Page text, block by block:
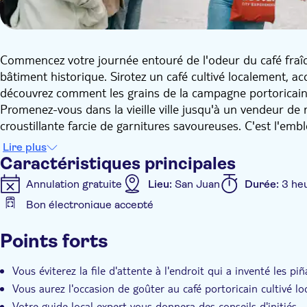
Commencez votre journée entouré de l'odeur du café
bâtiment historique. Sirotez un café cultivé localement,
découvrez comment les grains de la campagne
Promenez-vous dans la vieille ville jusqu'à un vendeur
croustillante farcie de garnitures savoureuses. C'est
préférés des locaux. Ensuite, évitez les longues files
même où ce cocktail emblématique a été créé, levez
coco et de rhum. Ensuite, installez-vous dans un
mofongo, le plat réconfortant par excellence de Porto
plantains, de la viande tendre ou des légumes. C'est un
glacée ou un sorbet aux saveurs tropicales. Cette petite
une chocolaterie artisanale appartenant à une femme.
cultivé localement. Sirotez un chocolat chaud et goûtez
Lire plus
Caractéristiques principales
Annulation gratuite Lieu: San Juan Durée: 3
Bon électronique accepté
Confirmation instantanée
Points forts
Vous éviterez la file d'attente à l'endroit qui a inventé les
Vous aurez l'occasion de goûter au café portoricain cultivé